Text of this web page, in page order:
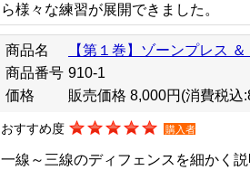
ら様々な練習が展開できました。
商品名
【第１巻】ゾーンプレス
商品番号 910-1
価格
販売価格 8,000円 (消費税込
おすすめ度 購入者
一線～三線のディフェンスを細かく